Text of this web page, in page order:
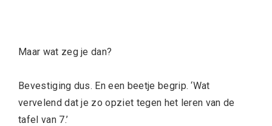
Maar wat zeg je dan?
Bevestiging dus. En een beetje begrip. ‘Wat
vervelend dat je zo opziet tegen het leren van de
tafel van 7.’